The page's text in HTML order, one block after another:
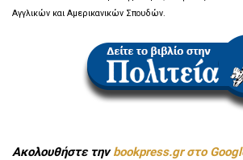
Αγγλικών και Αμερικανικών Σπουδών.
Ακολουθήστε τηνbookpress.gr στο